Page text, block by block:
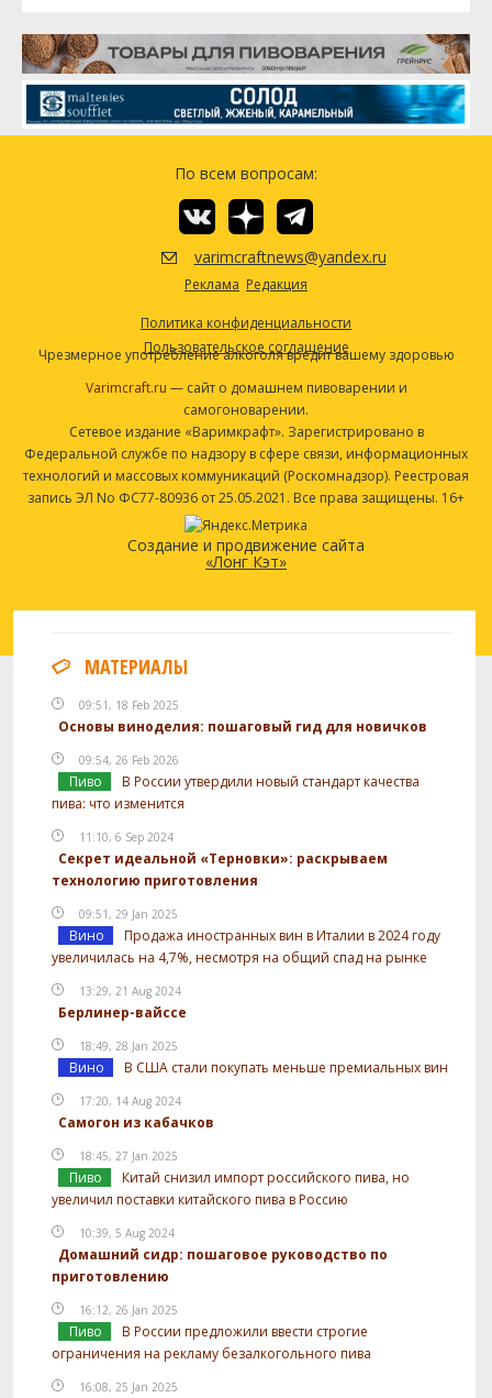
По всем вопросам:
varimcraftnews@yandex.ru
Реклама Редакция
Политика конфиденциальности
Пользовательское соглашение
Чрезмерное употребление алкоголя вредит вашему здоровью
Varimcraft.ru — сайт о домашнем пивоварении и
самогоноварении.
Сетевое издание «Варимкрафт». Зарегистрировано в
Федеральной службе по надзору в сфере связи, информационных
технологий и массовых коммуникаций (Роскомнадзор). Реестровая
запись ЭЛ No ФС77-80936 от 25.05.2021. Все права защищены. 16+
Создание и продвижение сайта
«Лонг Кэт»
МАТЕРИАЛЫ
09:51, 18 Feb 2025
Основы виноделия: пошаговый гид для новичков
09:54, 26 Feb 2026
Пиво
В России утвердили новый стандарт качества
пива: что изменится
11:10, 6 Sep 2024
Секрет идеальной «Терновки»: раскрываем
технологию приготовления
09:51, 29 Jan 2025
Вино
Продажа иностранных вин в Италии в 2024 году
увеличилась на 4,7%, несмотря на общий спад на рынке
13:29, 21 Aug 2024
Берлинер-вайссе
18:49, 28 Jan 2025
Вино В США стали покупать меньше премиальных вин
17:20, 14 Aug 2024
Самогон из кабачков
18:45, 27 Jan 2025
Пиво
Китай снизил импорт российского пива, но
увеличил поставки китайского пива в Россию
10:39, 5 Aug 2024
Домашний сидр: пошаговое руководство по
приготовлению
16:12, 26 Jan 2025
Пиво
В России предложили ввести строгие
ограничения на рекламу безалкогольного пива
16:08, 25 Jan 2025